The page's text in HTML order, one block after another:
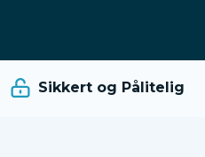
Sikkert og Pålitelig